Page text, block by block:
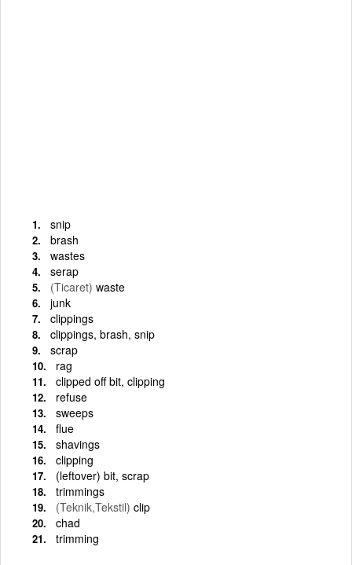
snip
brash
wastes
serap
(Ticaret) waste
junk
clippings
clippings, brash, snip
scrap
rag
clipped off bit, clipping
refuse
sweeps
flue
shavings
clipping
(leftover) bit, scrap
trimmings
(Teknik,Tekstil) clip
chad
trimming